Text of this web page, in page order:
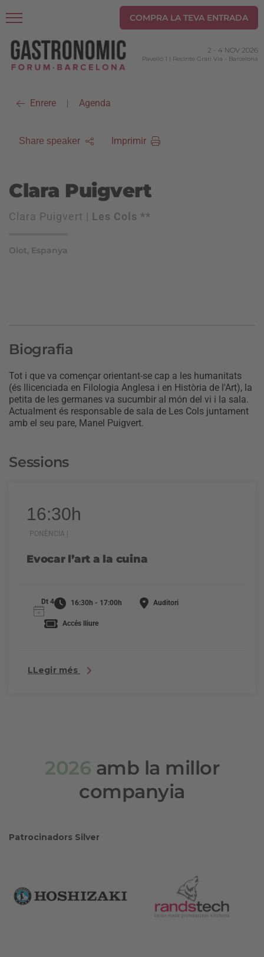
COMPRA LA TEVA ENTRADA
2 - 4 NOV 2026
Pavelló 1 | Recinte Gran Via - Barcelona
Enrere | Agenda
Share speaker Imprimir
Clara Puigvert
Clara Puigvert | Les Cols **
Olot, Espanya
Biografia
Tot i que va començar orientant-se cap a les humanitats
(és llicenciada en Filologia Anglesa i en Història de l'Art), la
petita de les germanes va sucumbir al món del vi i la sala.
Actualment és responsable de sala de Les Cols juntament
amb el seu pare, Manel Puigvert.
Sessions
16:30h
PONÈNCIA |
Evocar l’art a la cuina
Dt 4 16:30h - 17:00h Auditori
Accés lliure
LLegir més
2026 amb la millor
companyia
Patrocinadors Silver